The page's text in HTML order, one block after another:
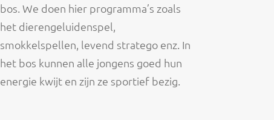
bos. We doen hier programma’s zoals
het dierengeluidenspel,
smokkelspellen, levend stratego enz. In
het bos kunnen alle jongens goed hun
energie kwijt en zijn ze sportief bezig.